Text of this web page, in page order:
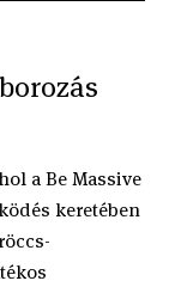
a Be Massive
keretében